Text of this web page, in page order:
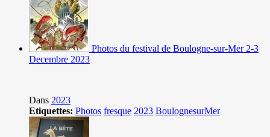
Photos du festival de Boulogne-sur-Mer 2-3
Decembre 2023
Dans 2023
Etiquettes: Photos fresque 2023 BoulognesurMer